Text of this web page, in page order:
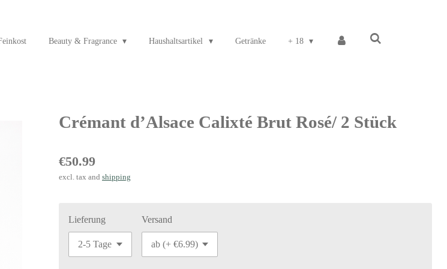
Beauty & Fragrance Haushaltsartikel Getränke + 18
Crémant d’Alsace Calixté Brut Rosé/ 2 Stück
€50.99
excl. tax and shipping
Lieferung Versand